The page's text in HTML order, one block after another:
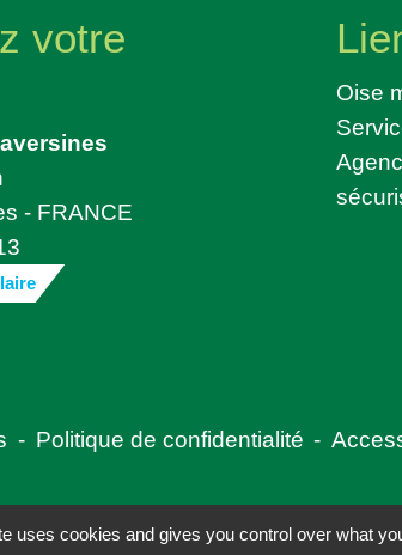
votre
- FRANCE
Oise
- Politique de confidentialité -
Site créé
uses cookies and gives you control over what